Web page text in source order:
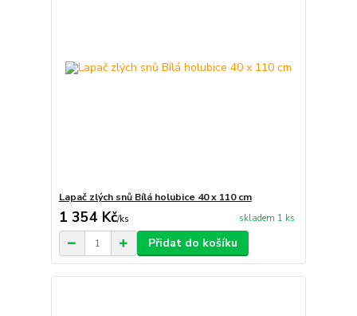
Lapač zlých snů Bílá holubice 40 x 110 cm
1 354 Kč/ks skladem 1 ks
Přidat do košíku